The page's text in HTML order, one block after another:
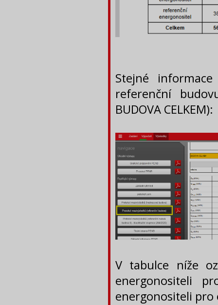
Stejné
referenční
BUDOVA CELKEM):
V tabulce níže
energonositeli
energonositeli